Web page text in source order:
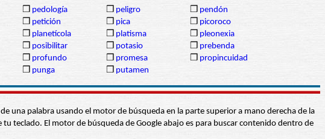
❒ pedología ❒ peligro ❒ pendón
❒ petición ❒ pica ❒ picoroco
❒ planetícola ❒ platisma ❒ pleonexia
❒ posibilitar ❒ potasio ❒ prebenda
❒ profundo ❒ promesa ❒ propincuidad
❒ punga ❒ putamen
una palabra usando el motor de búsqueda en la parte superior a mano derecha de la
teclado. El motor de búsqueda de Google abajo es para buscar contenido dentro de